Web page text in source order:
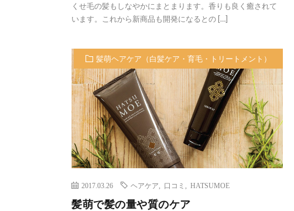
くせ毛の髪もしなやかにまとまります。香りも良く癒されて
います。これから新商品も開発になるとの […]
髪萌ヘアケア（白髪ケア・育毛・トリートメント）
2017.03.26 ヘアケア 口コミ HATSUMOE
髪萌で髪の量や質のケア